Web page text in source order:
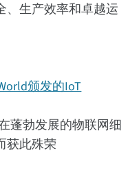
、生产效率和卓越运
颁发的IoT
蓬勃发展的物联网细
获此殊荣